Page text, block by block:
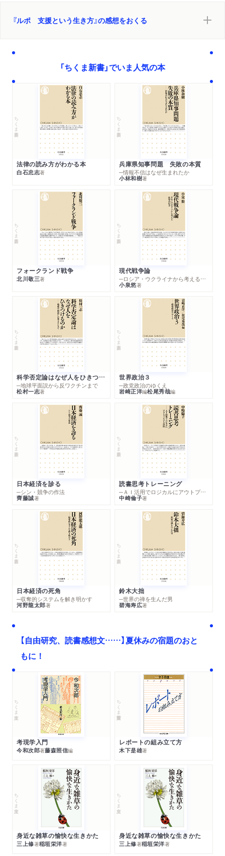
『ルポ 支援という生き方』の感想をおくる
「ちくま新書」でいま人気の本
ちくま新書
法律の読み方がわかる本
白石忠志著
ちくま新書
兵庫県知事問題 失敗の本質
─情報不信はなぜ生まれたか
小林和樹著
ちくま新書
フォークランド戦争
北川敬三著
ちくま新書
現代戦争論
─ロシア・ウクライナから考える世界の行方
小泉悠著
ちくま新書
科学否定論はなぜ人をひきつけるのか
─地球平面説から反ワクチンまで
松村一志著
ちくま新書
世界政治３
─政党政治のゆくえ
岩崎正洋編松尾秀哉編
ちくま新書
日本経済を診る
─シン・競争の作法
齊藤誠著
ちくま新書
読書思考トレーニング
─ＡＩ活用でロジカルにアウトプットする技法
中崎倫子著
ちくま新書
日本経済の死角
─収奪的システムを解き明かす
河野龍太郎著
ちくま新書
鈴木大拙
─世界の禅を生んだ男
碧海寿広著
【自由研究、読書感想文……】夏休みの宿題のおと
もに！
ちくま文庫
考現学入門
今和次郎著藤森照信編
ちくま学芸文庫
レポートの組み立て方
木下是雄著
ちくま文庫
身近な雑草の愉快な生きかた
三上修著稲垣栄洋著
ちくま文庫
身近な雑草の愉快な生きかた
三上修著稲垣栄洋著